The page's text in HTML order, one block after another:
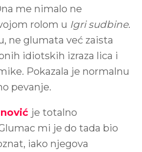
me nimalo ne
rolom u Igri sudbine.
ne glumata već zaista
idiotskih izraza lica i
Pokazala je normalnu
pevanje.
je totalno
mi je do tada bio
iako njegova